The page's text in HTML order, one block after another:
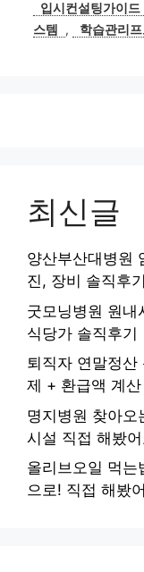
입시컨설팅가이드
스템
, 학습관리
최신글
양산부산대병원
진, 장비 솔직후
굿모닝병원 원
식당가 솔직후기
퇴직자 연말정
제 + 환급액 계
명지병원 찾아
시설 직접 해봤어
올리브오일 먹
으로! 직접 해봤